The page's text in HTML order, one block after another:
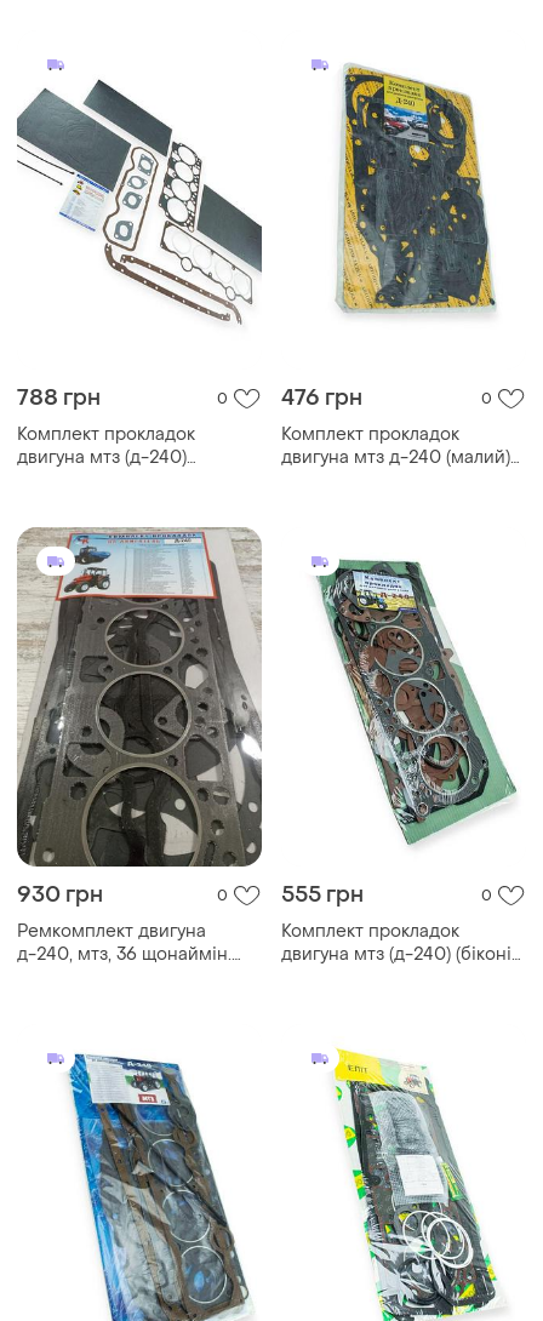
788 грн 0
Комплект прокладок
двигуна мтз (д-240)
476 грн 0
Комплект прокладок
двигуна мтз д-240 (малий)
930 грн 0
Ремкомплект двигуна
д-240, мтз, 36 щонаймін.
555 грн 0
Комплект прокладок
двигуна мтз (д-240) (біконіт)